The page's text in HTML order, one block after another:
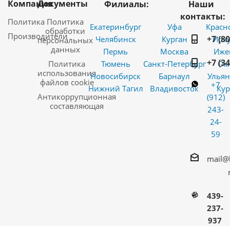
Компания
Политика
Производители
Документы
Политика
обработки
персональных
данных
Политика
использования
файлов cookie
Антикоррупционная
составляющая
Филиалы:
Екатеринбург
Челябинск
Пермь
Тюмень
Новосибирск
Нижний Тагил
Уфа
Курган
Москва
Санкт-Петербург
Барнаул
Владивосток
Наши
контакты:
+7
+7
+7
(912)
243-
24-
59
439-
237-
937